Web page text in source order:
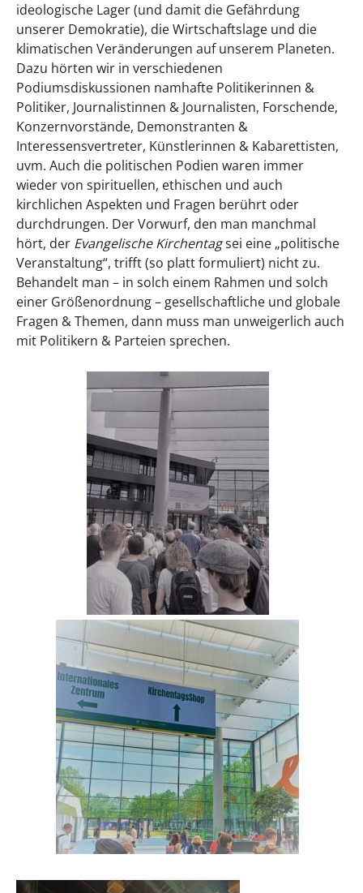
ideologische Lager (und damit die Gefährdung
unserer Demokratie), die Wirtschaftslage und die
klimatischen Veränderungen auf unserem Planeten.
Dazu hörten wir in verschiedenen
Podiumsdiskussionen namhafte Politikerinnen &
Politiker, Journalistinnen & Journalisten, Forschende,
Konzernvorstände, Demonstranten &
Interessensvertreter, Künstlerinnen & Kabarettisten,
uvm. Auch die politischen Podien waren immer
wieder von spirituellen, ethischen und auch
kirchlichen Aspekten und Fragen berührt oder
durchdrungen. Der Vorwurf, den man manchmal
hört, der Evangelische Kirchentagsei eine „politische
Veranstaltung“, trifft (so platt formuliert) nicht zu.
Behandelt man – in solch einem Rahmen und solch
einer Größenordnung – gesellschaftliche und globale
Fragen & Themen, dann muss man unweigerlich auch
mit Politikern & Parteien sprechen.